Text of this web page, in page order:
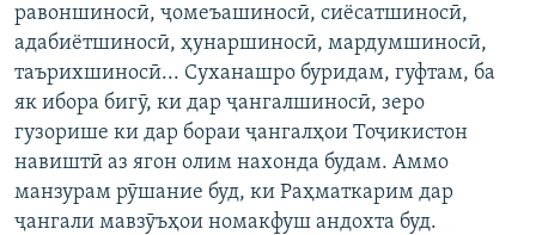
равоншиносӣ, ҷомеъашиносӣ, сиёсатшиносӣ,
адабиётшиносӣ, ҳунаршиносӣ, мардумшиносӣ,
таърихшиносӣ... Суханашро буридам, гуфтам, ба
як ибора бигӯ, ки дар ҷангалшиносӣ, зеро
гузорише ки дар бораи ҷангалҳои Тоҷикистон
навиштӣ аз ягон олим нахонда будам. Аммо
манзурам рӯшание буд, ки Раҳматкарим дар
ҷангали мавзӯъҳои номакфуш андохта буд.